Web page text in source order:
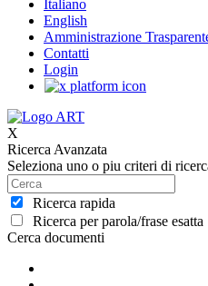
Italiano
English
Amministrazione
Contatti
Login
X
Ricerca Avanzata
Seleziona uno o piu criteri di
Ricerca rapida
Ricerca per parola/frase esatta
Cerca documenti